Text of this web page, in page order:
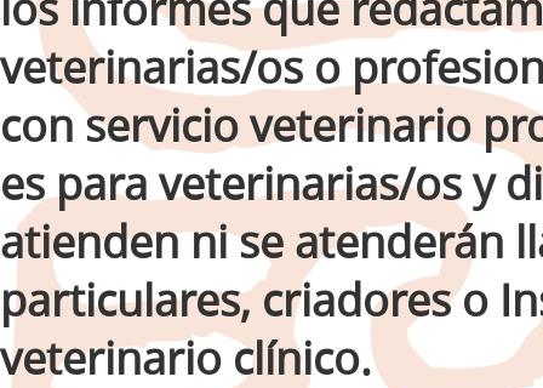
veterinarias/os o
con servicio veterinario
es para veterinarias/os y
atienden ni se atenderán
particulares, criadores o
veterinario clínico.